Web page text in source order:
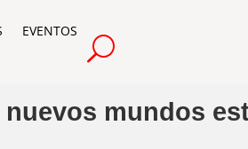
EVENTOS
mundos